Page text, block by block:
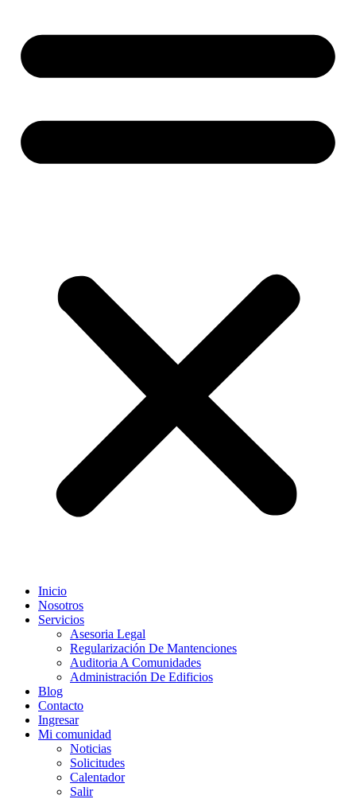
Inicio
Nosotros
Servicios
Asesoria Legal
Regularización De Mantenciones
Auditoria A Comunidades
Administración De Edificios
Blog
Contacto
Ingresar
Mi comunidad
Noticias
Solicitudes
Calentador
Salir